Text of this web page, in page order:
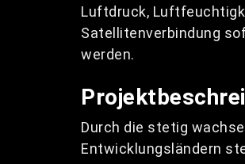
Luftdruck,
Satellitenverbindung
werden.
Durch die stetig
Entwicklungsländern